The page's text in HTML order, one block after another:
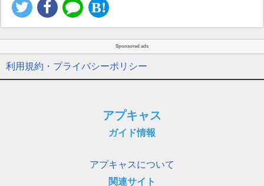
Sponsored ads
利用規約・プライバシーポリシー
アプキャス
ガイド情報
アプキャスについて
関連サイト